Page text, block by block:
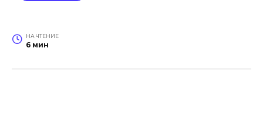
НА ЧТЕНИЕ
6 мин